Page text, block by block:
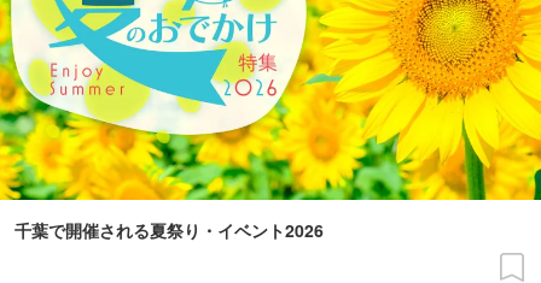
千葉で開催される夏祭り・イベント2026